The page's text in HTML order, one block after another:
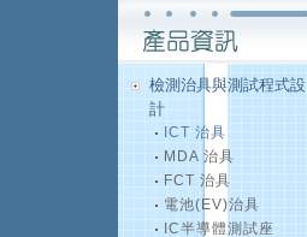
檢測治具與測試程式設
計
ICT 治具
MDA 治具
FCT 治具
電池(EV)治具
IC半導體測試座